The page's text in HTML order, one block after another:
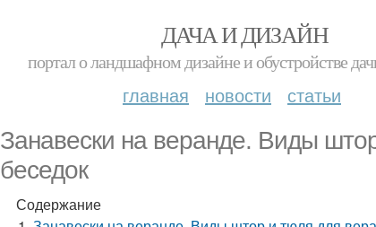
ДАЧА И ДИЗАЙН
портал о ландшафном дизайне и обустройстве
главная новости статьи
Занавески на веранде. Виды
беседок
Содержание